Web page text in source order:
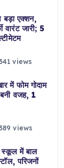
एक्शन,
वारंट जारी; 5
views
में फोम गोदाम
वजह, 1
views
में बाल
परिजनों